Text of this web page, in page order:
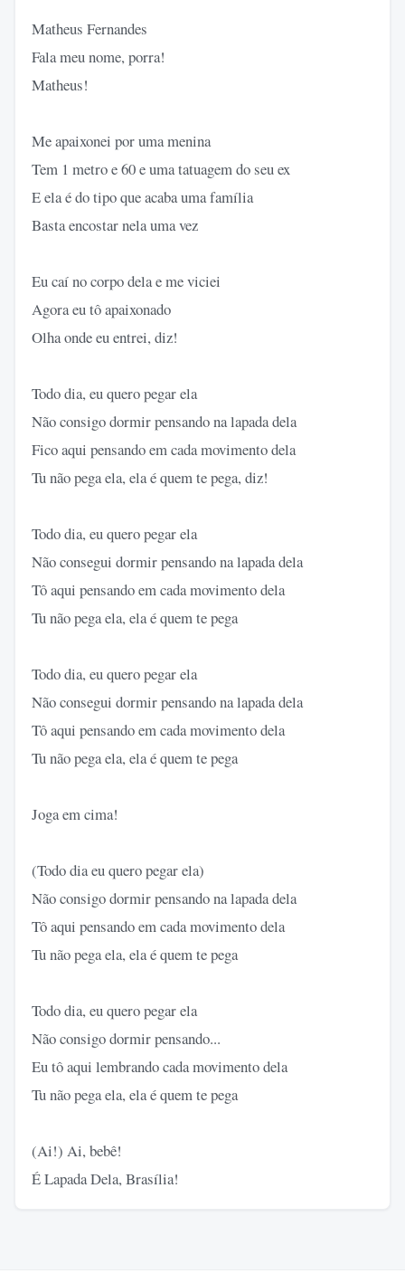
Matheus Fernandes
Fala meu nome, porra!
Matheus!
Me apaixonei por uma menina
Tem 1 metro e 60 e uma tatuagem do seu ex
E ela é do tipo que acaba uma família
Basta encostar nela uma vez
Eu caí no corpo dela e me viciei
Agora eu tô apaixonado
Olha onde eu entrei, diz!
Todo dia, eu quero pegar ela
Não consigo dormir pensando na lapada dela
Fico aqui pensando em cada movimento dela
Tu não pega ela, ela é quem te pega, diz!
Todo dia, eu quero pegar ela
Não consegui dormir pensando na lapada dela
Tô aqui pensando em cada movimento dela
Tu não pega ela, ela é quem te pega
Todo dia, eu quero pegar ela
Não consegui dormir pensando na lapada dela
Tô aqui pensando em cada movimento dela
Tu não pega ela, ela é quem te pega
Joga em cima!
(Todo dia eu quero pegar ela)
Não consigo dormir pensando na lapada dela
Tô aqui pensando em cada movimento dela
Tu não pega ela, ela é quem te pega
Todo dia, eu quero pegar ela
Não consigo dormir pensando...
Eu tô aqui lembrando cada movimento dela
Tu não pega ela, ela é quem te pega
(Ai!) Ai, bebê!
É Lapada Dela, Brasília!